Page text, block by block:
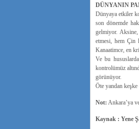
DÜNYANIN
Dünyaya etkiler
son dönemde
gelmiyor.
etmesi, hem Çin
Kanaatimce, en
Ve bu
kontrolümüz
görünüyor.
Öte yandan
Not: Ankara’ya
Kaynak : Yene